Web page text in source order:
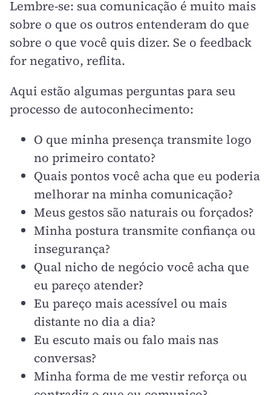
Lembre-se: sua comunicação é muito mais
sobre o que os outros entenderam do que
sobre o que você quis dizer. Se o feedback
for negativo, reflita.
Aqui estão algumas perguntas para seu
processo de autoconhecimento:
O que minha presença transmite logo
no primeiro contato?
Quais pontos você acha que eu poderia
melhorar na minha comunicação?
Meus gestos são naturais ou forçados?
Minha postura transmite confiança ou
insegurança?
Qual nicho de negócio você acha que
eu pareço atender?
Eu pareço mais acessível ou mais
distante no dia a dia?
Eu escuto mais ou falo mais nas
conversas?
Minha forma de me vestir reforça ou